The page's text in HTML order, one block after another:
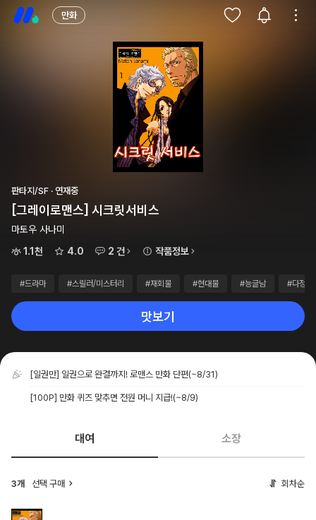
만화
판타지/SF · 연재중
[그레이로맨스] 시크릿서비스
마토우 사나미
1.1천
4.0 2 건 작품정보
#드라마 #스릴러/미스터리 #재회물 #현대물 #능글남 #다정남
맛보기
[일권만] 일권으로 완결까지! 로맨스 만화 단편(~8/31)
[100P] 만화 퀴즈 맞추면 전원 머니 지급!(~8/9)
대여 소장
3개 선택 구매 회차순